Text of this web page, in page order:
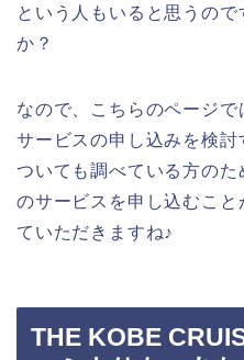
という人もいると思うの
か？
なので、こちらのページ
サービスの申し込みを検
ついても調べている方の
のサービスを申し込むこ
ていただきますね♪
THE KOBE